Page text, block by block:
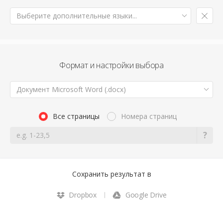
Выберите дополнительные языки...
Формат и настройки выбора
Документ Microsoft Word (.docx)
Все страницы Номера страниц
Сохранить результат в
Dropbox Google Drive